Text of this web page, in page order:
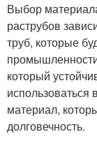
Выбор
раструбов
труб, которые
который
использоваться
материал,
долговечность.